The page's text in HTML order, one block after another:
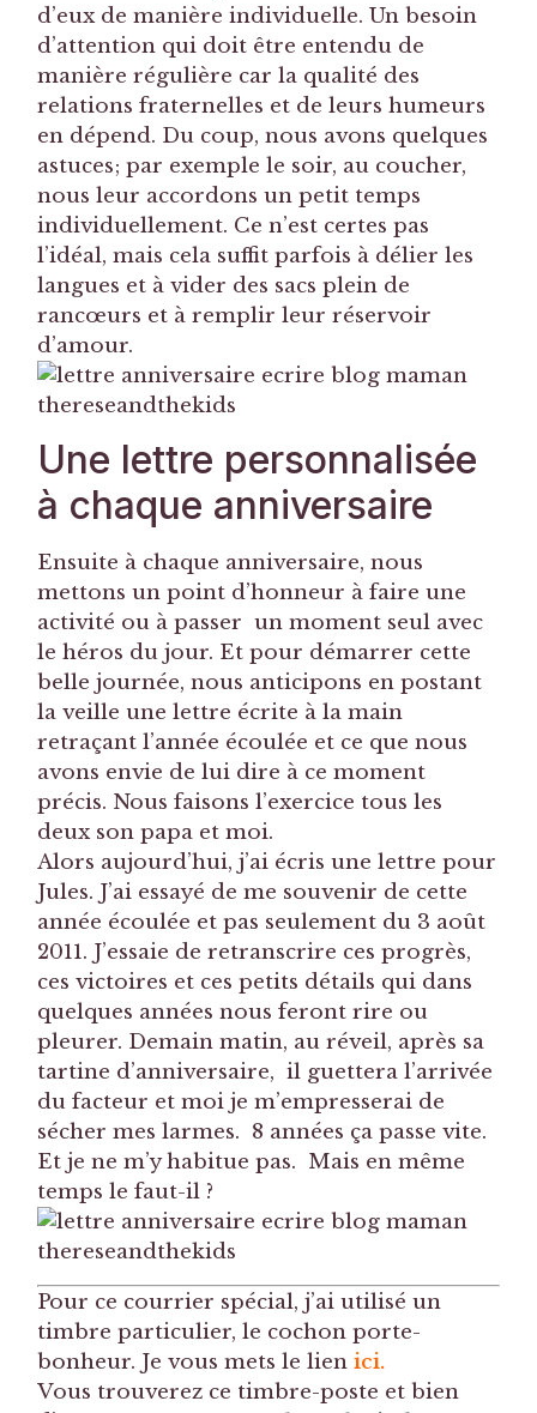
d’eux de manière individuelle. Un besoin
d’attention qui doit être entendu de
manière régulière car la qualité des
relations fraternelles et de leurs humeurs
en dépend. Du coup, nous avons quelques
astuces; par exemple le soir, au coucher,
nous leur accordons un petit temps
individuellement. Ce n’est certes pas
l’idéal, mais cela suffit parfois à délier les
langues et à vider des sacs plein de
rancœurs et à remplir leur réservoir
d’amour.
Une lettre personnalisée
à chaque anniversaire
Ensuite à chaque anniversaire, nous
mettons un point d’honneur à faire une
activité ou à passer un moment seul avec
le héros du jour. Et pour démarrer cette
belle journée, nous anticipons en postant
la veille une lettre écrite à la main
retraçant l’année écoulée et ce que nous
avons envie de lui dire à ce moment
précis. Nous faisons l’exercice tous les
deux son papa et moi.
Alors aujourd’hui, j’ai écris une lettre pour
Jules. J’ai essayé de me souvenir de cette
année écoulée et pas seulement du 3 août
2011. J’essaie de retranscrire ces progrès,
ces victoires et ces petits détails qui dans
quelques années nous feront rire ou
pleurer. Demain matin, au réveil, après sa
tartine d’anniversaire, il guettera l’arrivée
du facteur et moi je m’empresserai de
sécher mes larmes. 8 années ça passe vite.
Et je ne m’y habitue pas. Mais en même
temps le faut-il ?
Pour ce courrier spécial, j’ai utilisé un
timbre particulier, le cochon porte-
bonheur. Je vous mets le lienici.
Vous trouverez ce timbre-poste et bien